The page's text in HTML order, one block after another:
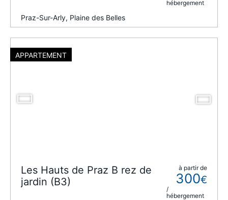
Praz-Sur-Arly, Plaine des Belles
hébergement
APPARTEMENT
Les Hauts de Praz B rez de
jardin (B3)
à partir de
300€
/
hébergement